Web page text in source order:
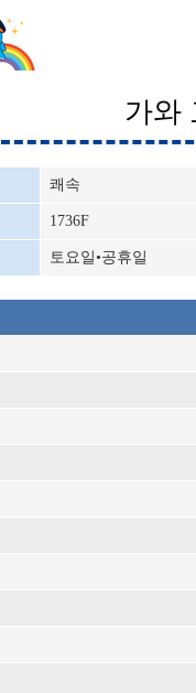
가와
쾌속
1736F
토요일•공휴일